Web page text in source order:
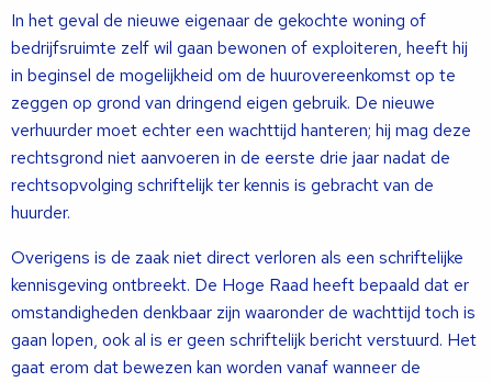
In het geval de nieuwe eigenaar de gekochte woning of
bedrijfsruimte zelf wil gaan bewonen of exploiteren, heeft hij
in beginsel de mogelijkheid om de huurovereenkomst op te
zeggen op grond van dringend eigen gebruik. De nieuwe
verhuurder moet echter een wachttijd hanteren; hij mag deze
rechtsgrond niet aanvoeren in de eerste drie jaar nadat de
rechtsopvolging schriftelijk ter kennis is gebracht van de
huurder.
Overigens is de zaak niet direct verloren als een schriftelijke
kennisgeving ontbreekt. De Hoge Raad heeft bepaald dat er
omstandigheden denkbaar zijn waaronder de wachttijd toch is
gaan lopen, ook al is er geen schriftelijk bericht verstuurd. Het
gaat erom dat bewezen kan worden vanaf wanneer de